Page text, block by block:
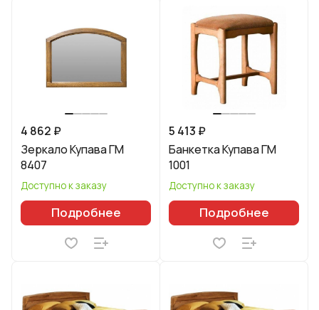
4 862 ₽
Зеркало Купава ГМ
8407
Доступно к заказу
Подробнее
5 413 ₽
Банкетка Купава ГМ
1001
Доступно к заказу
Подробнее